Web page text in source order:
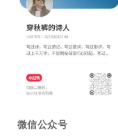
微信公众号